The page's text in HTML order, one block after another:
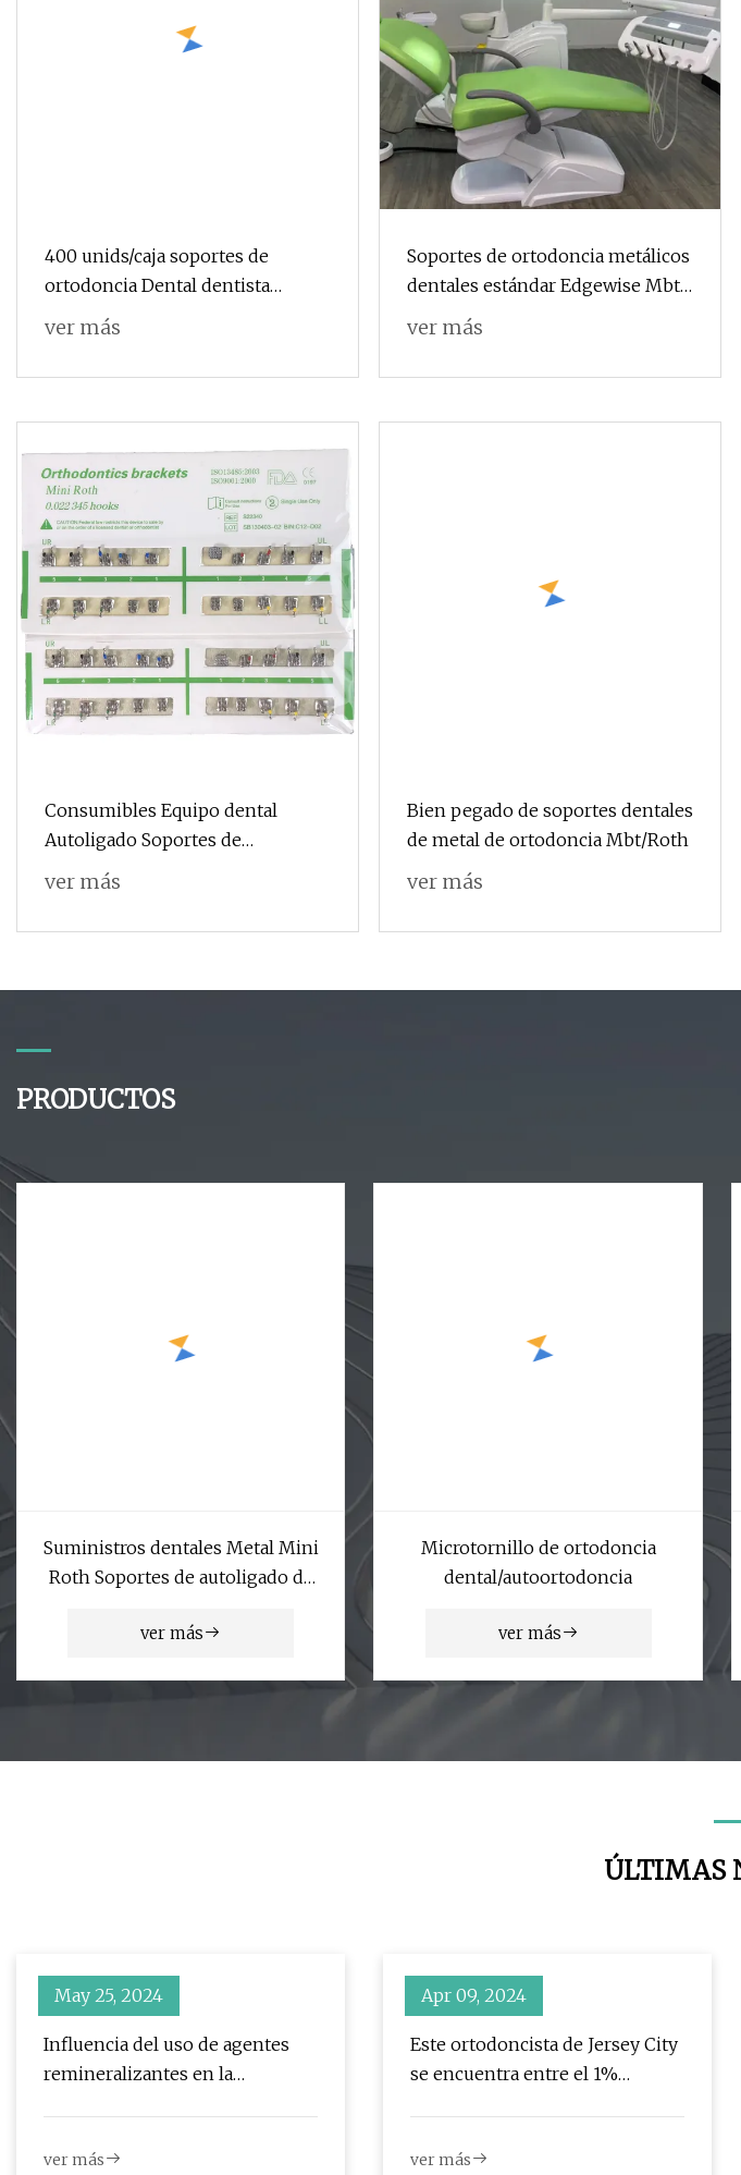
400 unids/caja soportes de
ortodoncia Dental dentista
monobloque soportes de Metal
ver más
Soportes de ortodoncia metálicos
dentales estándar Edgewise Mbt
ver más
Consumibles Equipo dental
Autoligado Soportes de
ortodoncia de metal dental
ver más
Bien pegado de soportes dentales
de metal de ortodoncia Mbt/Roth
ver más
PRODUCTOS
Suministros dentales Metal Mini
Roth Soportes de autoligado de
ver más
Microtornillo de ortodoncia
dental/autoortodoncia
ver más
ÚLTIMAS
May 25, 2024
Influencia del uso de agentes
remineralizantes en la
ver más
Apr 09, 2024
Este ortodoncista de Jersey City
se encuentra entre el 1%
ver más